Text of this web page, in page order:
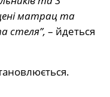
матрац та
стеля”, – йдеться